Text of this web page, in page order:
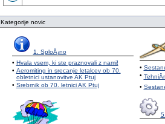
( Tekmovanja
ZaÄetek sezone 2022! (Fotografije in videoposnetki
Predlog novega Zakona o letalstvu Obvestila in
(VIDEO) Jadranje na 6500m v Livnu Preleti)
Kategorije novic
1. SploÅ¡no
• Hvala vsem, ki ste praznovali z nami!
• Aeromiting in srecanje letalcev ob 70.
obletnici ustanovitve AK Ptuj
• Srebrnik ob 70. letnici AK Ptuj
•
•
•